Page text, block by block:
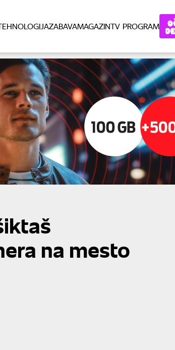
ZABAVAMAGAZINTV PROGRAM
na mesto